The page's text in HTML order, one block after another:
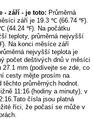
- září - je toto: Průměrná
září je 19.3 ℃ (66.74 ℉).
(44.24 ℉). Na počátku
teploty, průměrná nejvyšší
Na konci měsíce září
nejvyšší teplota je
počet deštivých dnů v měsíci
27.1 mm (podívejte se zde, co
cesty mějte prosím na
průměrných hodnot.
11:16 (hodiny a minuty), v
čísla jsou platná
říci, že počasí se může v